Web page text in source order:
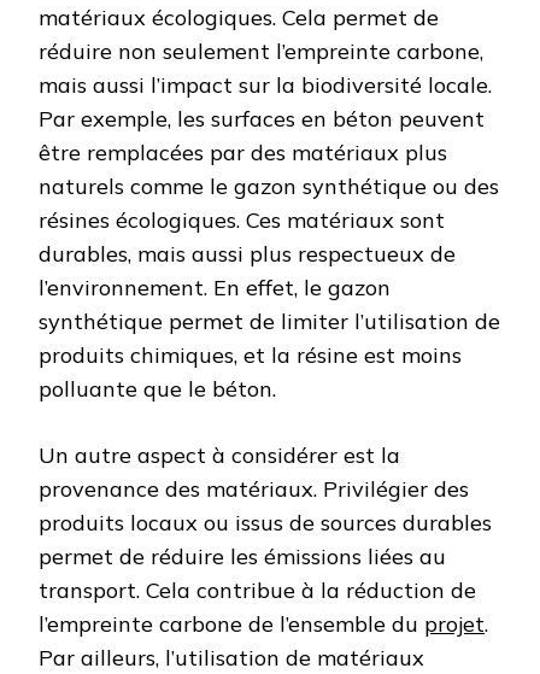
matériaux écologiques. Cela permet de
réduire non seulement l’empreinte carbone,
mais aussi l’impact sur la biodiversité locale.
Par exemple, les surfaces en béton peuvent
être remplacées par des matériaux plus
naturels comme le gazon synthétique ou des
résines écologiques. Ces matériaux sont
durables, mais aussi plus respectueux de
l’environnement. En effet, le gazon
synthétique permet de limiter l’utilisation de
produits chimiques, et la résine est moins
polluante que le béton.
Un autre aspect à considérer est la
provenance des matériaux. Privilégier des
produits locaux ou issus de sources durables
permet de réduire les émissions liées au
transport. Cela contribue à la réduction de
l’empreinte carbone de l’ensemble du projet.
Par ailleurs, l’utilisation de matériaux